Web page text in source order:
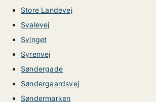
Store Landevej
Svalevej
Svinget
Syrenvej
Søndergade
Søndergaardsvej
Søndermarken